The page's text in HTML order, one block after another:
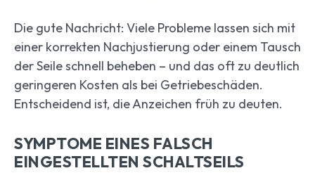
Die gute Nachricht: Viele Probleme lassen sich mit
einer korrekten Nachjustierung oder einem Tausch
der Seile schnell beheben – und das oft zu deutlich
geringeren Kosten als bei Getriebeschäden.
Entscheidend ist, die Anzeichen früh zu deuten.
SYMPTOME EINES FALSCH
EINGESTELLTEN SCHALTSEILS